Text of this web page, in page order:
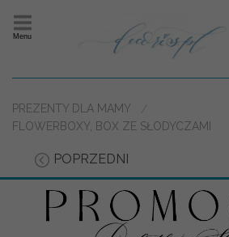
Menu
PREZENTY DLA MAMY
FLOWERBOXY, BOX ZE SŁODYCZAMI
POPRZEDNI